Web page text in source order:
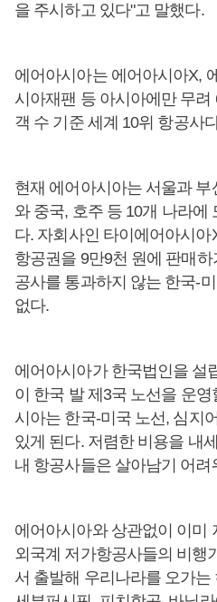
을 주시하고 있다"고 말했다.
에어아시아는 에어아시아X,
시아재팬 등 아시아에만 무
객 수 기준 세계 10위 항공사
현재 에어아시아는 서울과
와 중국, 호주 등 10개 나라에
다. 자회사인 타이에어아시
항공권을 9만9천 원에 판매
공사를 통과하지 않는 한국-
없다.
에어아시아가 한국법인을 설
이 한국 발 제3국 노선을 운
시아는 한국-미국 노선, 심지
있게 된다. 저렴한 비용을 내
내 항공사들은 살아남기 어려
에어아시아와 상관없이 이미
외국계 저가항공사들의 비행
서 출발해 우리나라를 오가는